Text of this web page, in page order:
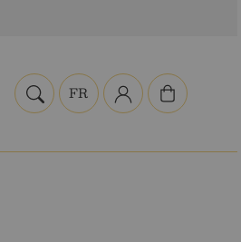
FR Panier